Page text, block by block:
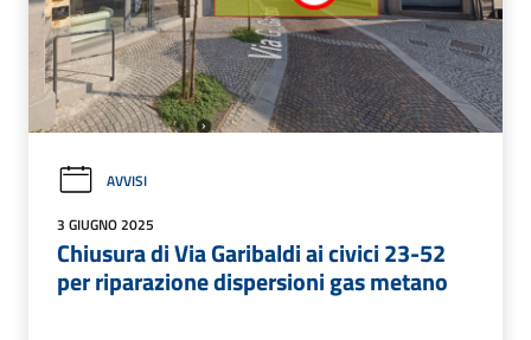
AVVISI
3 GIUGNO 2025
Chiusura di Via Garibaldi ai civici 23-52
per riparazione dispersioni gas metano